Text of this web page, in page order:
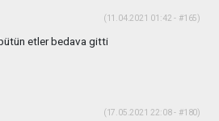
(11.04.2021 01:42 - #165)
etler bedava gitti
(17.05.2021 22:08 - #180)